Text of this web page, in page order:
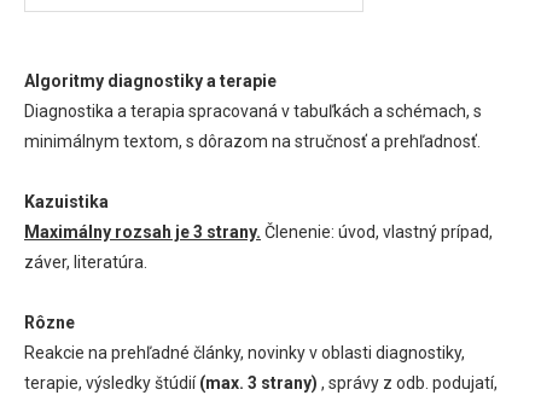
Algoritmy diagnostiky a terapie
Diagnostika a terapia spracovaná v tabuľkách a schémach, s
minimálnym textom, s dôrazom na stručnosť a prehľadnosť.
Kazuistika
Maximálny rozsah je 3 strany. Členenie: úvod, vlastný prípad,
záver, literatúra.
Rôzne
Reakcie na prehľadné články, novinky v oblasti diagnostiky,
terapie, výsledky štúdií(max. 3 strany) , správy z odb. podujatí,